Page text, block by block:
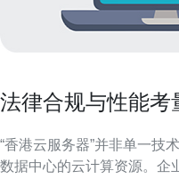
法律合规与性能考
“香港云服务器”并非单一技
数据中心的云计算资源。企